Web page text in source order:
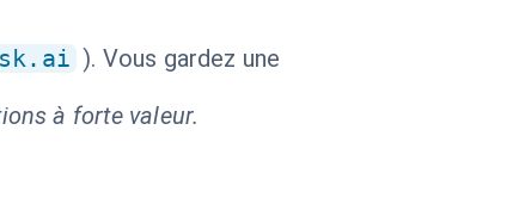
). Vous gardez une
à forte valeur.